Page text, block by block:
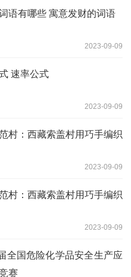
语有哪些 寓意发财的词语
2023-09-09
速率公式
2023-09-09
村：西藏索盖村用巧手编织
2023-09-09
村：西藏索盖村用巧手编织
2023-09-09
全国危险化学品安全生产应
赛